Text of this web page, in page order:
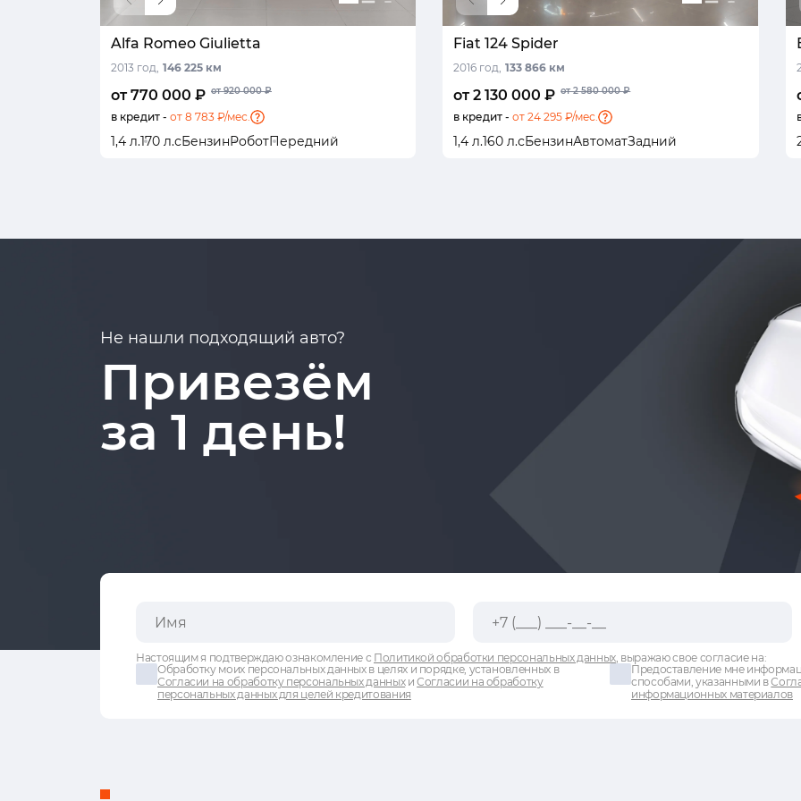
Alfa Romeo Giulietta
2013 год, 146 225 км
от 770 000 ₽ от 920 000 ₽
в кредит - от 8 783 ₽/мес.
1,4 л.170 л.сБензинРоботПередний
Fiat 124 Spider
2016 год, 133 866 км
от 2 130 000 ₽ от 2 580 000 ₽
в кредит - от 24 295 ₽/мес.
1,4 л.160 л.сБензинАвтоматЗадний
Не нашли подходящий авто?
Привезём
за 1 день!
Настоящим я подтверждаю ознакомление с Политикой обработки персональных данных, выражаю свое согласие на:
Обработку моих персональных данных в целях и порядке, установленных в
Согласии на обработку персональных данныхиСогласии на обработку
персональных данных для целей кредитования
Предоставление мне
способами, указанными в
информационных материалов